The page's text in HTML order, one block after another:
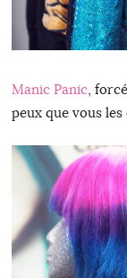
Manic Panic,
peux que vous